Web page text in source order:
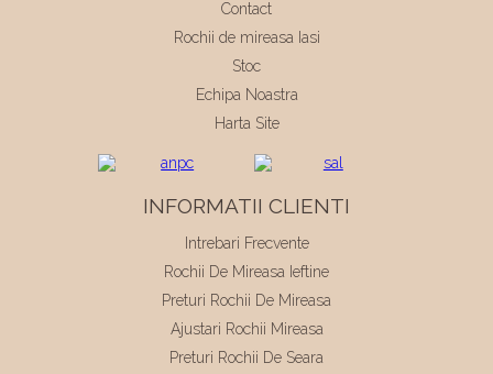
Contact
Rochii de mireasa Iasi
Stoc
Echipa Noastra
Harta Site
INFORMATII CLIENTI
Intrebari Frecvente
Rochii De Mireasa Ieftine
Preturi Rochii De Mireasa
Ajustari Rochii Mireasa
Preturi Rochii De Seara